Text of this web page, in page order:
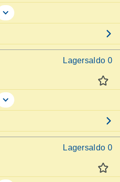
Lagersaldo 0
Lagersaldo 0